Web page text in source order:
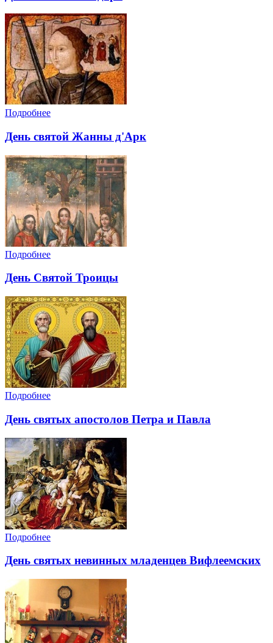
Подробнее
День святой Жанны д'Арк
Подробнее
День Святой Троицы
Подробнее
День святых апостолов Петра и Павла
Подробнее
День святых невинных младенцев Вифлеемских